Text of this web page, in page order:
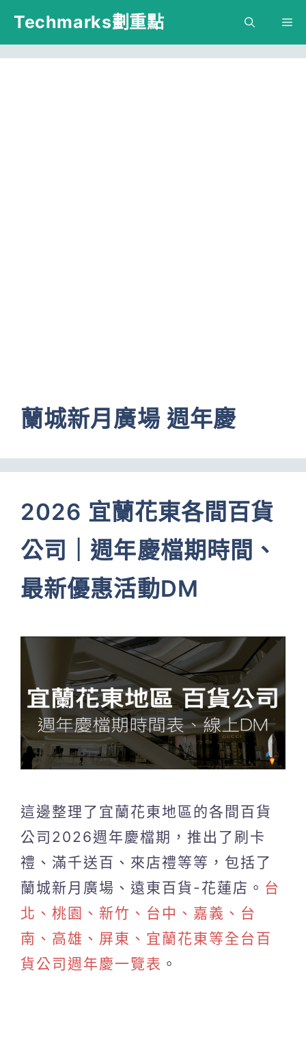
跳
主
Techmarks劃重點
蘭城新月廣場 週年慶
2026 宜蘭花東各間百貨
公司｜週年慶檔期時間、
最新優惠活動DM
這邊整理了宜蘭花東地區的各間百貨
公司2026週年慶檔期，推出了刷卡
禮、滿千送百、來店禮等等，包括了
蘭城新月廣場、遠東百貨-花蓮店。 台
北、桃園、新竹、台中、嘉義、台
南、高雄、屏東、宜蘭花東等全台百
貨公司週年慶一覽表 。